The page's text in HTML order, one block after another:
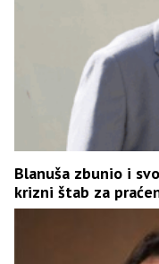
Blanuša zbunio i
krizni štab za